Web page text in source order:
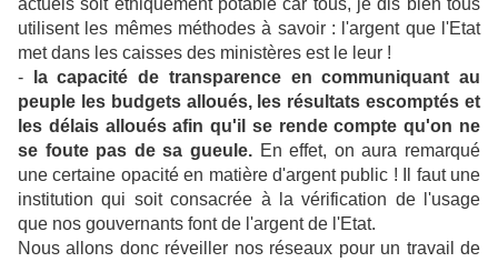
actuels soit éthiquement potable car tous, je dis bien tous
utilisent les mêmes méthodes à savoir : l'argent que l'Etat
met dans les caisses des ministères est le leur !
-
la capacité de transparence en communiquant au
peuple les budgets alloués, les résultats escomptés et
les délais alloués afin qu'il se rende compte qu'on ne
se foute pas de sa gueule. En effet, on aura remarqué
une certaine opacité en matière d'argent public ! Il faut une
institution qui soit consacrée à la vérification de l'usage
que nos gouvernants font de l'argent de l'Etat.
Nous allons donc réveiller nos réseaux pour un travail de